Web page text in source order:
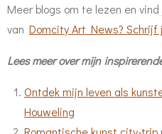
Meer blogs om te lezen en
van Domcity Art News? Schrijf
Lees meer over mijn
Ontdek mijn leven als
Houweling